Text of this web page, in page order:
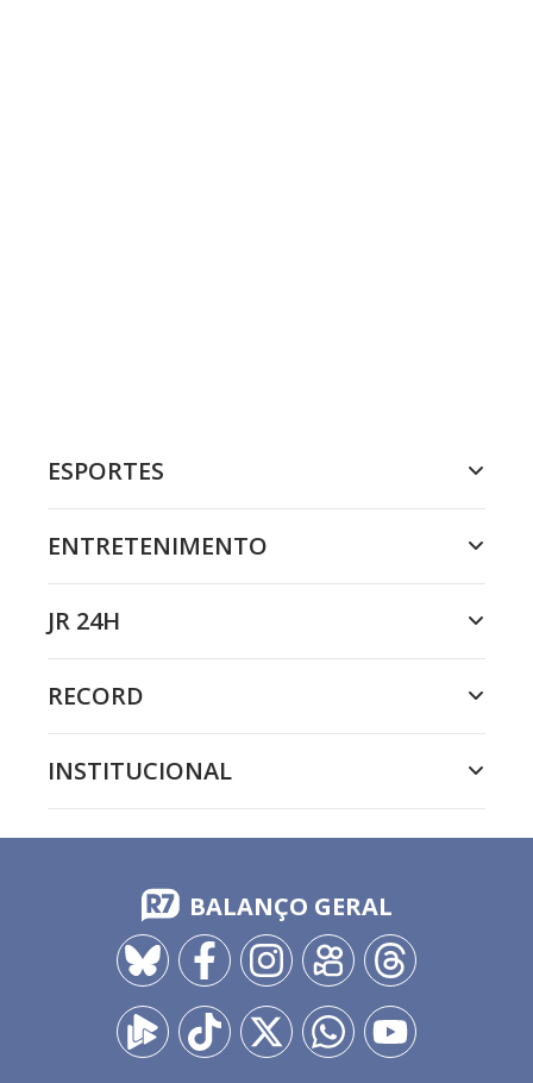
ESPORTES
ENTRETENIMENTO
JR 24H
RECORD
INSTITUCIONAL
BALANÇO GERAL